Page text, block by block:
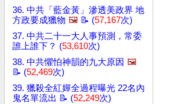
36. 中共「藍金黃」滲透美政界 地
方政要成獵物 🖼️ 📝 (57,167次)
37. 中共二十一大人事預測，常委
誰上誰下？ (53,610次)
38. 中共懼怕神韻的九大原因 🖼️
📝 (52,469次)
39. 獵殺全紅嬋全過程曝光 22名內
鬼名單流出 📝 (52,249次)